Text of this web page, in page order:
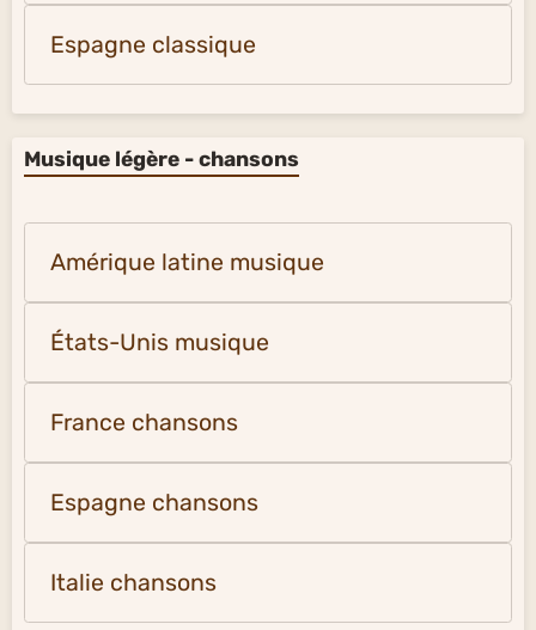
Espagne classique
Musique légère - chansons
Amérique latine musique
États-Unis musique
France chansons
Espagne chansons
Italie chansons